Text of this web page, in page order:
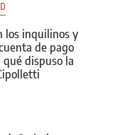
los inquilinos y
de pago
dispuso la